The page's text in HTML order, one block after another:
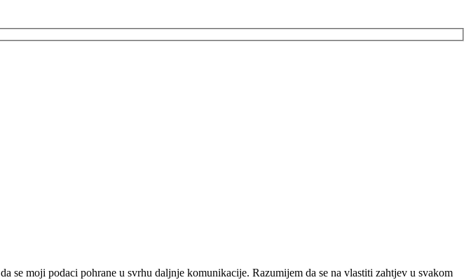
se moji podaci pohrane u svrhu daljnje komunikacije. Razumijem da se na vlastiti zahtjev u svakom